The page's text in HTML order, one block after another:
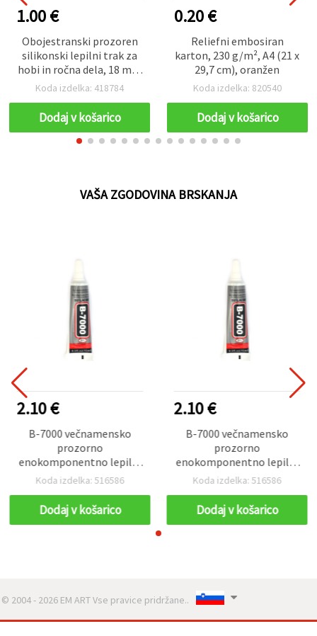
1.00 €
Obojestranski prozoren
silikonski lepilni trak za
hobi in ročna dela, 18 mm
× 2 m
Koda izdelka: 418784
Dodaj v košarico
0.20 €
Reliefni embosiran
karton, 230 g/m², A4 (21 x
29,7 cm), oranžen
Koda izdelka: 820540
Dodaj v košarico
VAŠA ZGODOVINA BRSKANJA
2.10 €
B-7000 večnamensko
prozorno
enokomponentno lepilo,
15 ml, za hobi in ročna
Koda izdelka: 516586
Dodaj v košarico
2.10 €
B-7000 večnamensko
prozorno
enokomponentno lepilo,
15 ml, za hobi in ročna
Koda izdelka: 516586
Dodaj v košarico
© 2004 - 2026 EM ART Vse pravice pridržane..